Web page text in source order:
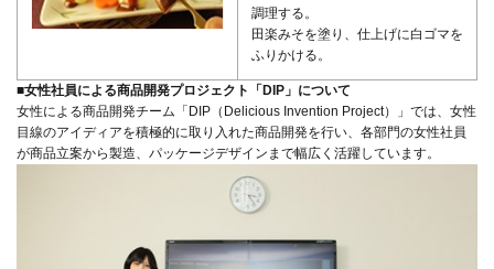
調理する。
田楽みそを塗り、仕上げに白ゴマを
ふりかける。
■女性社員による商品開発プロジェクト「DIP」について
女性による商品開発チーム「DIP（Delicious Invention Project）」では、女性
目線のアイディアを積極的に取り入れた商品開発を行い、各部門の女性社員
が商品立案から製造、パッケージデザインまで幅広く活躍しています。